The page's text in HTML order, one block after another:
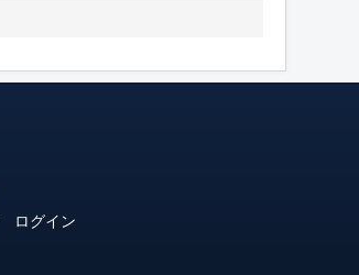
ログイン